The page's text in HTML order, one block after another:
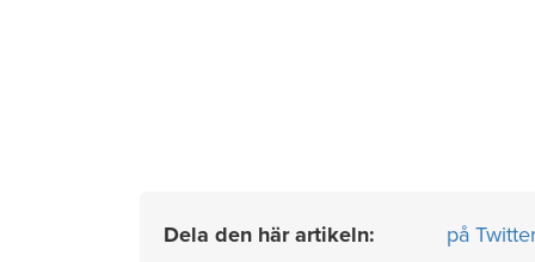
Dela den här artikeln: på